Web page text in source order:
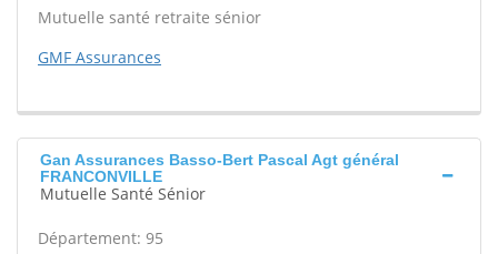
Mutuelle santé retraite sénior
GMF Assurances
Gan Assurances Basso-Bert Pascal Agt général
FRANCONVILLE
Mutuelle Santé Sénior
Département: 95